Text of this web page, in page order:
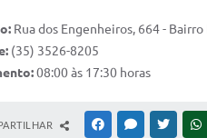
Rua dos Engenheiros, 664 -
(35) 3526-8205
08:00 às 17:30 horas
FACEBOOKMESSENGER